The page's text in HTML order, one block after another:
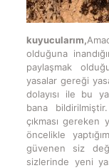
kuyucularım,
olduğuna
paylaşmak
yasalar gereği
dolayısı ile bu
bana
çıkması gereken
öncelikle
güvenen siz
sizlerinde yeni